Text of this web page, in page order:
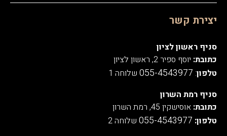
יצירת קשר
סניף ראשון לציון
כתובת: יוסף ספיר 2, ראשון לציון
טלפון:
055-4543977 שלוחה 1
סניף רמת השרון
כתובת: אוסישקין 45, רמת השרון
טלפון: 055-4543977 שלוחה 2